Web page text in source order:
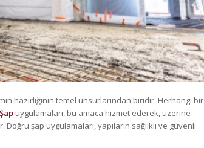
hazırlığının temel unsurlarından biridir. Herhangi bir
uygulamaları, bu amaca hizmet ederek, üzerine
şap uygulamaları, yapıların sağlıklı ve güvenli